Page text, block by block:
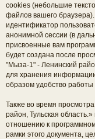
cookies (небольшие
файлов вашего
идентификатор
анонимной сессии (в
присвоенные вам
будет создана после
"Мыза-1" - Ленинский
для хранения
образом удобство
Также во время
район, Тульская
отношению к
рамки этого документа,